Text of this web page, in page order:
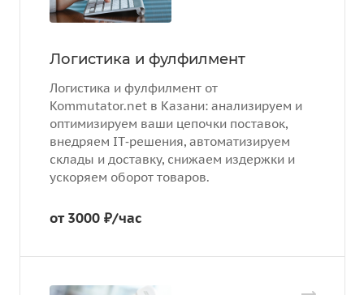
Логистика и фулфилмент
Логистика и фулфилмент от
Kommutator.net в Казани: анализируем и
оптимизируем ваши цепочки поставок,
внедряем IT‑решения, автоматизируем
склады и доставку, снижаем издержки и
ускоряем оборот товаров.
от 3000 ₽/час